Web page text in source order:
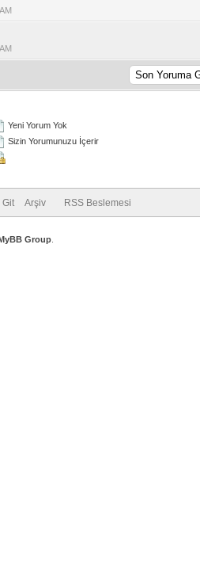
Ortalama 0 Oy Verilmiş
Yeni Yorum Yok
Sizin Yorumunuzu İçerir
Git Arşiv RSS Beslemesi
Group